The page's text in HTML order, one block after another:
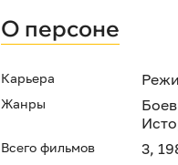
О персоне
Карьера
Жанры
Всего фильмов 3,